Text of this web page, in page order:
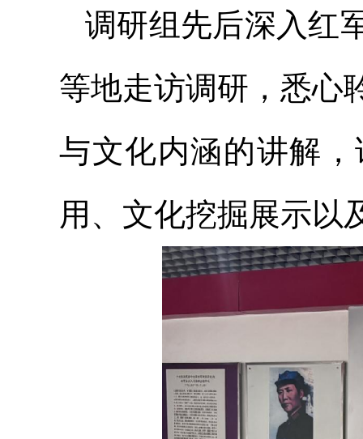
调研组先后深入红
等地走访调研，悉心
与文化内涵的讲解
用、文化挖掘展示以